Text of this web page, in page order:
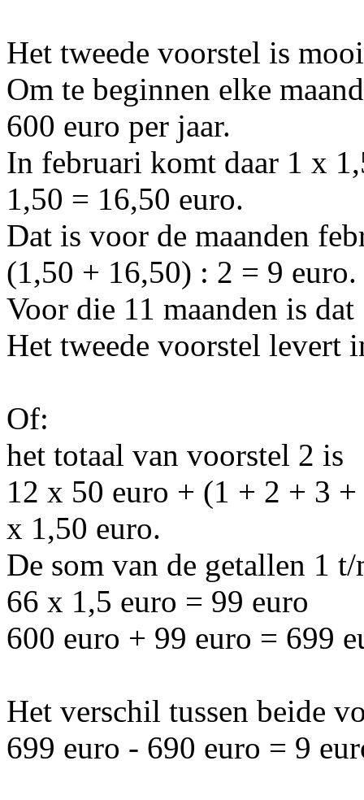
Het tweede voorstel is
Om te beginnen elke
600 euro per jaar.
In februari komt daar 1 x
1,50 = 16,50 euro.
Dat is voor de maanden
(1,50 + 16,50) : 2 = 9 euro.
Voor die 11 maanden is
Het tweede voorstel levert
Of:
het totaal van voorstel 2 is
12 x 50 euro + (1 + 2 + 3
x 1,50 euro.
De som van de getallen 1
66 x 1,5 euro = 99 euro
600 euro + 99 euro = 699
Het verschil tussen beide
699 euro - 690 euro = 9